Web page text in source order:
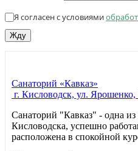
Я согласен с условиями
Жду
Санаторий «Кавказ»
г. Кисловодск, ул. Ярошенко,
Санаторий "Кавказ" - одна
Кисловодска, успешно
расположена в спокойной